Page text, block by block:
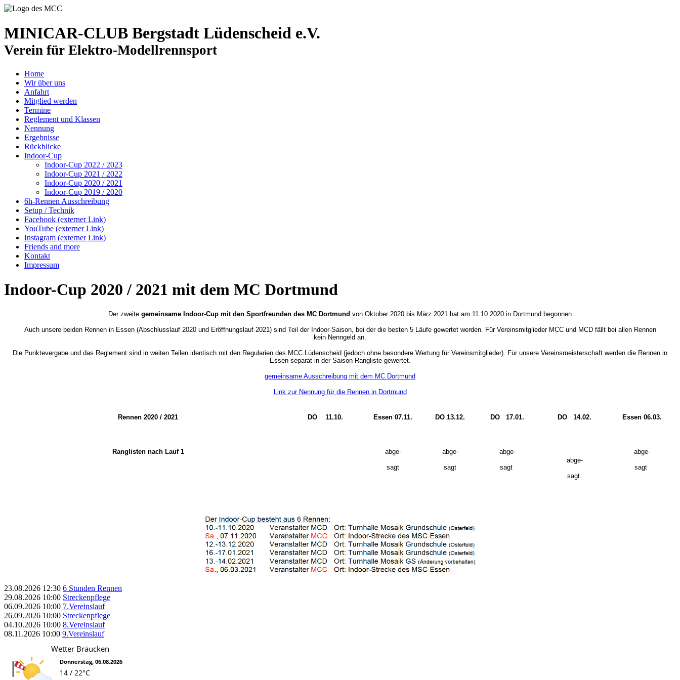
MINICAR-CLUB Bergstadt Lüdenscheid e.V.
Verein für Elektro-Modellrennsport
Home
Wir über uns
Anfahrt
Mitglied werden
Termine
Reglement und Klassen
Nennung
Ergebnisse
Rückblicke
Indoor-Cup
Indoor-Cup 2022 / 2023
Indoor-Cup 2021 / 2022
Indoor-Cup 2020 / 2021
Indoor-Cup 2019 / 2020
6h-Rennen Ausschreibung
Setup / Technik
Facebook (externer Link)
YouTube (externer Link)
Instagram (externer Link)
Friends and more
Kontakt
Impressum
Indoor-Cup 2020 / 2021 mit dem MC Dortmund
Der zweite gemeinsame Indoor-Cup mit den Sportfreunden des MC Dortmund von Oktober 2020 bis März 2021 hat am 11.10.2020 in Dortmund begonnen.
Auch unsere beiden Rennen in Essen (Abschlusslauf 2020 und Eröffnungslauf 2021) sind Teil der Indoor-Saison, bei der die besten 5 Läufe gewertet werden. Für Vereinsmitglieder MCC und MCD fällt bei allen Rennen
kein Nenngeld an.
Die Punktevergabe und das Reglement sind in weiten Teilen identisch mit den Regularien des MCC Lüdenscheid (jedoch ohne besondere Wertung für Vereinsmitglieder). Für unsere Vereinsmeisterschaft werden die Rennen in
Essen separat in der Saison-Rangliste gewertet.
gemeinsame Ausschreibung mit dem MC Dortmund
Link zur Nennung für die Rennen in Dortmund
Rennen 2020 / 2021 DO 11.10. Essen 07.11. DO 13.12. DO 17.01. DO 14.02. Essen 06.03.
Ranglisten nach Lauf 1 abge-
sagt
abge-
sagt
abge-
sagt
abge-
sagt
abge-
sagt
23.08.2026 12:30 6 Stunden Rennen
29.08.2026 10:00 Streckenpflege
06.09.2026 10:00 7.Vereinslauf
26.09.2026 10:00 Streckenpflege
04.10.2026 10:00 8.Vereinslauf
08.11.2026 10:00 9.Vereinslauf
Wetter Bräucken
Donnerstag, 06.08.2026
14 / 22°C